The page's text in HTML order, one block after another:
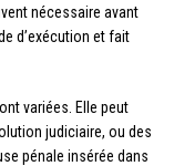
nécessaire avant
d’exécution et fait
variées. Elle peut
judiciaire, ou des
pénale insérée dans